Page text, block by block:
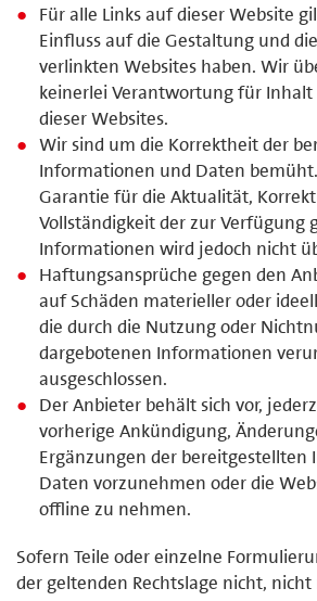
Für alle Links auf dieser Website
Einfluss auf die Gestaltung und
verlinkten Websites haben. Wir
keinerlei Verantwortung für
dieser Websites.
Wir sind um die Korrektheit der
Informationen und Daten
Garantie für die Aktualität,
Vollständigkeit der zur Verfügung
Informationen wird jedoch nicht
Haftungsansprüche gegen den
auf Schäden materieller oder
die durch die Nutzung oder
dargebotenen Informationen
ausgeschlossen.
Der Anbieter behält sich vor,
vorherige Ankündigung,
Ergänzungen der
Daten vorzunehmen oder die
offline zu nehmen.
Sofern Teile oder einzelne
der geltenden Rechtslage nicht,